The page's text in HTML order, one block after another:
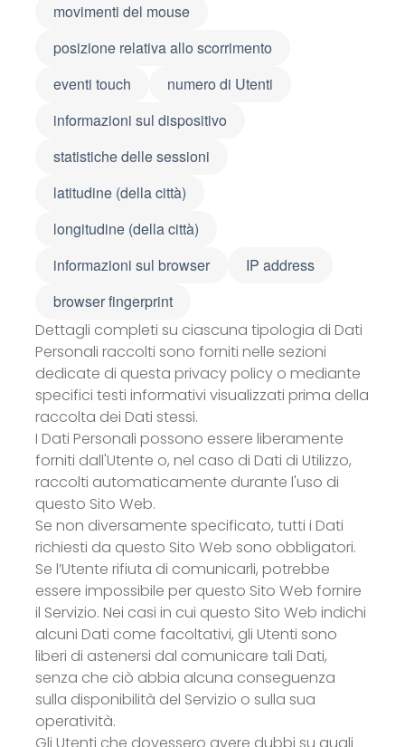
movimenti del mouse
posizione relativa allo scorrimento
eventi touch
numero di Utenti
informazioni sul dispositivo
statistiche delle sessioni
latitudine (della città)
longitudine (della città)
informazioni sul browser
IP address
browser fingerprint
Dettagli completi su ciascuna tipologia di Dati
Personali raccolti sono forniti nelle sezioni
dedicate di questa privacy policy o mediante
specifici testi informativi visualizzati prima della
raccolta dei Dati stessi.
I Dati Personali possono essere liberamente
forniti dall'Utente o, nel caso di Dati di Utilizzo,
raccolti automaticamente durante l'uso di
questo Sito Web.
Se non diversamente specificato, tutti i Dati
richiesti da questo Sito Web sono obbligatori.
Se l’Utente rifiuta di comunicarli, potrebbe
essere impossibile per questo Sito Web fornire
il Servizio. Nei casi in cui questo Sito Web indichi
alcuni Dati come facoltativi, gli Utenti sono
liberi di astenersi dal comunicare tali Dati,
senza che ciò abbia alcuna conseguenza
sulla disponibilità del Servizio o sulla sua
operatività.